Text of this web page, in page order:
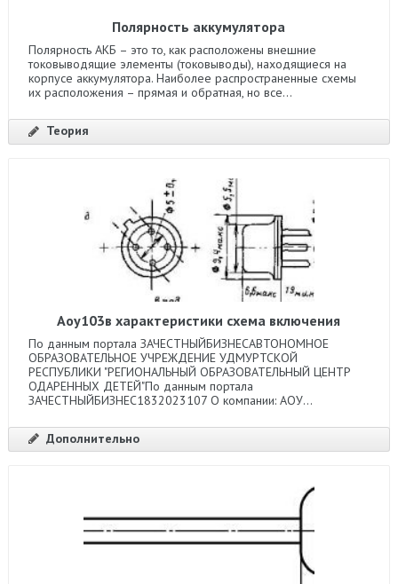
Полярность аккумулятора
Полярность АКБ – это то, как расположены внешние
токовыводящие элементы (токовыводы), находящиеся на
корпусе аккумулятора. Наиболее распространенные схемы
их расположения – прямая и обратная, но все...
Теория
Аоу103в характеристики схема включения
По данным портала ЗАЧЕСТНЫЙБИЗНЕСАВТОНОМНОЕ
ОБРАЗОВАТЕЛЬНОЕ УЧРЕЖДЕНИЕ УДМУРТСКОЙ
РЕСПУБЛИКИ "РЕГИОНАЛЬНЫЙ ОБРАЗОВАТЕЛЬНЫЙ ЦЕНТР
ОДАРЕННЫХ ДЕТЕЙ"По данным портала
ЗАЧЕСТНЫЙБИЗНЕС1832023107 О компании: АОУ...
Дополнительно